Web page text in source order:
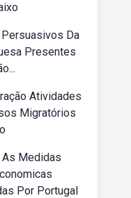
Da
Presentes
Atividades
Migratórios
As Medidas
Por Portugal